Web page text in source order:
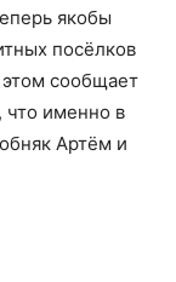
якобы
посёлков
сообщает
что именно в
Артём и